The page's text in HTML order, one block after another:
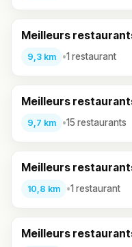
Meilleurs
9,3 km •1 restaurant
Meilleurs
9,7 km •15 restaurants
Meilleurs
10,8 km •1 restaurant
Meilleurs